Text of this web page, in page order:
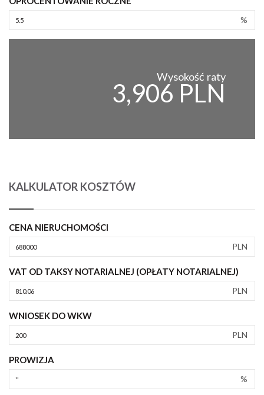
%
Wysokość raty
3,906 PLN
KALKULATOR KOSZTÓW
CENA NIERUCHOMOŚCI
PLN
VAT OD TAKSY NOTARIALNEJ (OPŁATY NOTARIALNEJ)
PLN
WNIOSEK DO WKW
PLN
PROWIZJA
%